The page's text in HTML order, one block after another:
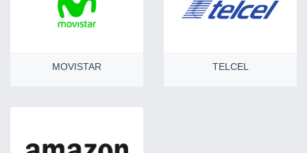
MOVISTAR TELCEL